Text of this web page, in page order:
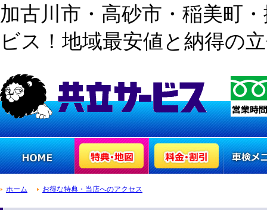
加古川市・高砂市・稲美町
ビス！地域最安値と納得の
車検専門トップペ
車検の特典と地図
ホーム お得な特典・当店へのアクセス